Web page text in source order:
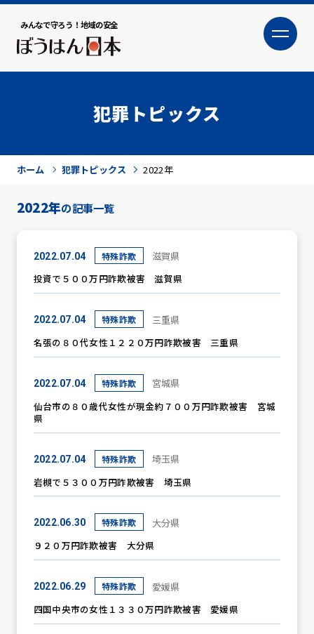
みんなで守ろう！地域の安全
大
犯罪トピックス
防犯活動ニュース
防犯パトロール
防犯セミナー
防犯対策情報
防犯協力会について
犯罪トピックス
ホーム 犯罪トピックス 2022年
2022年の記事一覧
2022.07.04 特殊詐欺
滋賀県
投資で５００万円詐欺被害 滋賀県
2022.07.04 特殊詐欺
三重県
名張の８０代女性１２２０万円詐欺被害 三重県
2022.07.04 特殊詐欺
宮城県
仙台市の８０歳代女性が現金約７００万円詐欺被害 宮城
県
2022.07.04 特殊詐欺
埼玉県
岩槻で５３００万円詐欺被害 埼玉県
2022.06.30 特殊詐欺
大分県
９２０万円詐欺被害 大分県
2022.06.29 特殊詐欺
愛媛県
四国中央市の女性１３３０万円詐欺被害 愛媛県